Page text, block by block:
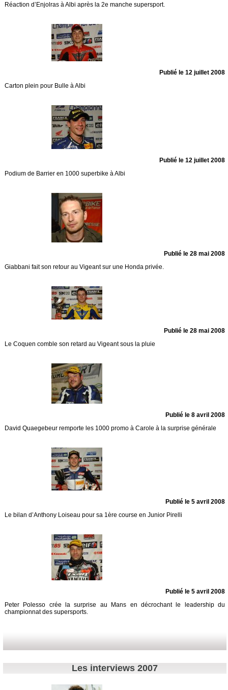
Réaction d’Enjolras à Albi après la 2e manche supersport.
Publié le 12 juillet 2008
Carton plein pour Bulle à Albi
Publié le 12 juillet 2008
Podium de Barrier en 1000 superbike à Albi
Publié le 28 mai 2008
Giabbani fait son retour au Vigeant sur une Honda privée.
Publié le 28 mai 2008
Le Coquen comble son retard au Vigeant sous la pluie
Publié le 8 avril 2008
David Quaegebeur remporte les 1000 promo à Carole à la surprise générale
Publié le 5 avril 2008
Le bilan d’Anthony Loiseau pour sa 1ère course en Junior Pirelli
Publié le 5 avril 2008
Peter Polesso crée la surprise au Mans en décrochant le leadership du
championnat des supersports.
Les interviews 2007